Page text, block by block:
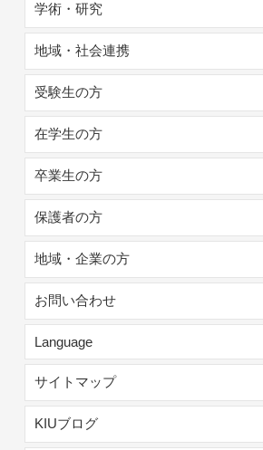
学術・研究
地域・社会連携
受験生の方
在学生の方
卒業生の方
保護者の方
地域・企業の方
お問い合わせ
Language
サイトマップ
KIUブログ